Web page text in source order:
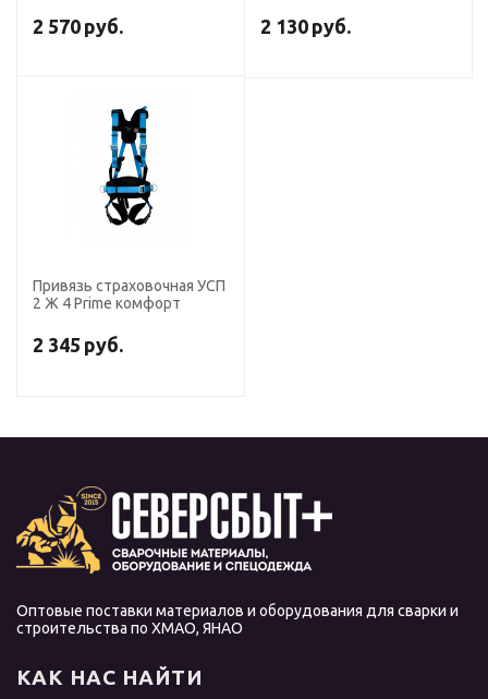
2 570 руб. 2 130 руб.
Привязь страховочная УСП
2 Ж 4 Prime комфорт
2 345 руб.
Оптовые поставки материалов и оборудования для сварки и
строительства по ХМАО, ЯНАО
КАК НАС НАЙТИ